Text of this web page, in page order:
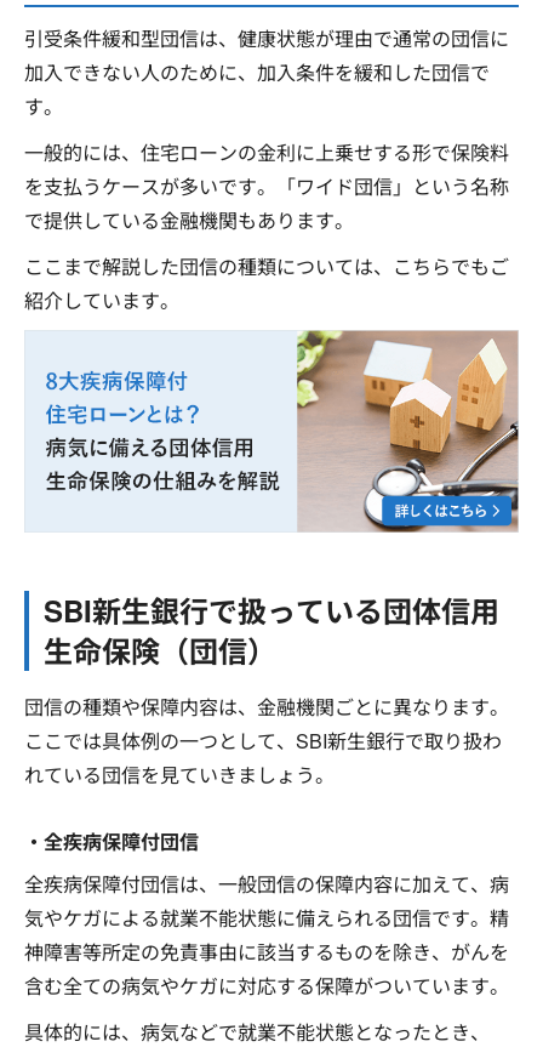
引受条件緩和型団信は、健康状態が理由で通常の団信に
加入できない人のために、加入条件を緩和した団信で
す。
一般的には、住宅ローンの金利に上乗せする形で保険料
を支払うケースが多いです。「ワイド団信」という名称
で提供している金融機関もあります。
ここまで解説した団信の種類については、こちらでもご
紹介しています。
SBI新生銀行で扱っている団体信用
生命保険（団信）
団信の種類や保障内容は、金融機関ごとに異なります。
ここでは具体例の一つとして、SBI新生銀行で取り扱わ
れている団信を見ていきましょう。
・全疾病保障付団信
全疾病保障付団信は、一般団信の保障内容に加えて、病
気やケガによる就業不能状態に備えられる団信です。精
神障害等所定の免責事由に該当するものを除き、がんを
含む全ての病気やケガに対応する保障がついています。
具体的には、病気などで就業不能状態となったとき、